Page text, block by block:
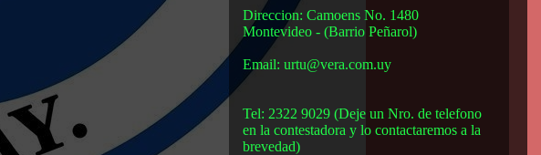
Direccion: Camoens No. 1480
Montevideo - (Barrio Peñarol)
Email: urtu@vera.com.uy
Tel: 2322 9029 (Deje un Nro. de telefono
en la contestadora y lo contactaremos a la
brevedad)